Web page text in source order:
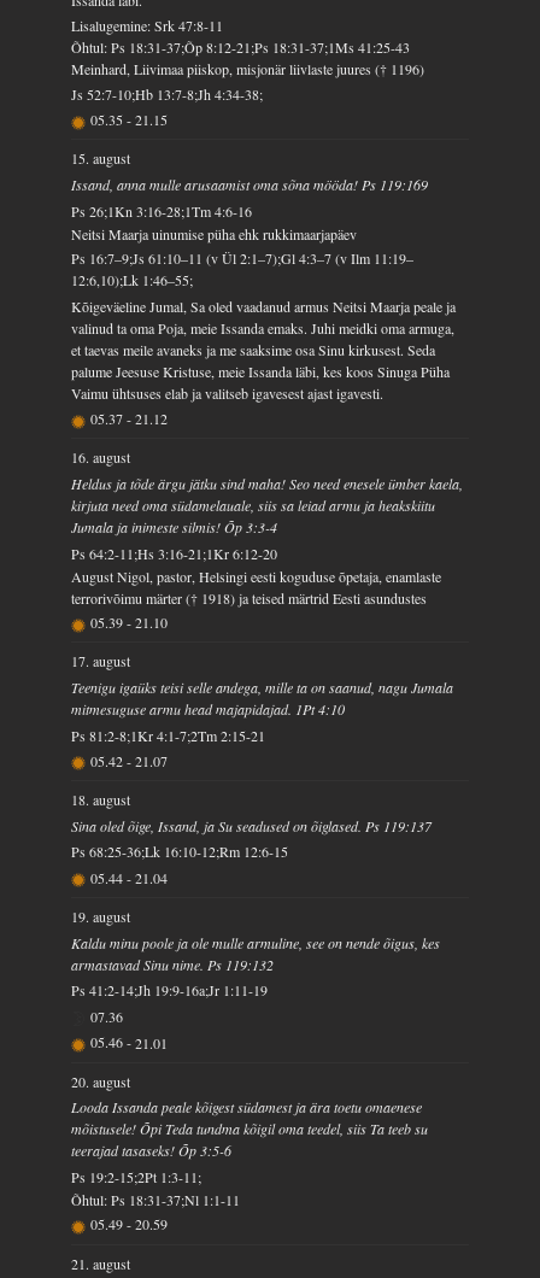
Lisalugemine: Srk 47:8-11
Õhtul: Ps 18:31-37;Õp 8:12-21;Ps 18:31-37;1Ms 41:25-43
Meinhard, Liivimaa piiskop, misjonär liivlaste juures († 1196)
Js 52:7-10;Hb 13:7-8;Jh 4:34-38;
05.35-21.15
15. august
Issand, anna mulle arusaamist oma sõna mööda! Ps 119:169
Ps 26;1Kn 3:16-28;1Tm 4:6-16
Neitsi Maarja uinumise püha ehk rukkimaarjapäev
Ps 16:7–9;Js 61:10–11 (v Ül 2:1–7);Gl 4:3–7 (v Ilm 11:19–
12:6,10);Lk 1:46–55;
Kõigeväeline Jumal, Sa oled vaadanud armus Neitsi Maarja peale ja
valinud ta oma Poja, meie Issanda emaks. Juhi meidki oma armuga,
et taevas meile avaneks ja me saaksime osa Sinu kirkusest. Seda
palume Jeesuse Kristuse, meie Issanda läbi, kes koos Sinuga Püha
Vaimu ühtsuses elab ja valitseb igavesest ajast igavesti.
05.37-21.12
16. august
Heldus ja tõde ärgu jätku sind maha! Seo need enesele ümber kaela,
kirjuta need oma südamelauale, siis sa leiad armu ja heakskiitu
Jumala ja inimeste silmis! Õp 3:3-4
Ps 64:2-11;Hs 3:16-21;1Kr 6:12-20
August Nigol, pastor, Helsingi eesti koguduse õpetaja, enamlaste
terrorivõimu märter († 1918) ja teised märtrid Eesti asundustes
05.39-21.10
17. august
Teenigu igaüks teisi selle andega, mille ta on saanud, nagu Jumala
mitmesuguse armu head majapidajad. 1Pt 4:10
Ps 81:2-8;1Kr 4:1-7;2Tm 2:15-21
05.42-21.07
18. august
Sina oled õige, Issand, ja Su seadused on õiglased. Ps 119:137
Ps 68:25-36;Lk 16:10-12;Rm 12:6-15
05.44-21.04
19. august
Kaldu minu poole ja ole mulle armuline, see on nende õigus, kes
armastavad Sinu nime. Ps 119:132
Ps 41:2-14;Jh 19:9-16a;Jr 1:11-19
07.36
05.46-21.01
20. august
Looda Issanda peale kõigest südamest ja ära toetu omaenese
mõistusele! Õpi Teda tundma kõigil oma teedel, siis Ta teeb su
teerajad tasaseks! Õp 3:5-6
Ps 19:2-15;2Pt 1:3-11;
Õhtul: Ps 18:31-37;Nl 1:1-11
05.49-20.59
21. august